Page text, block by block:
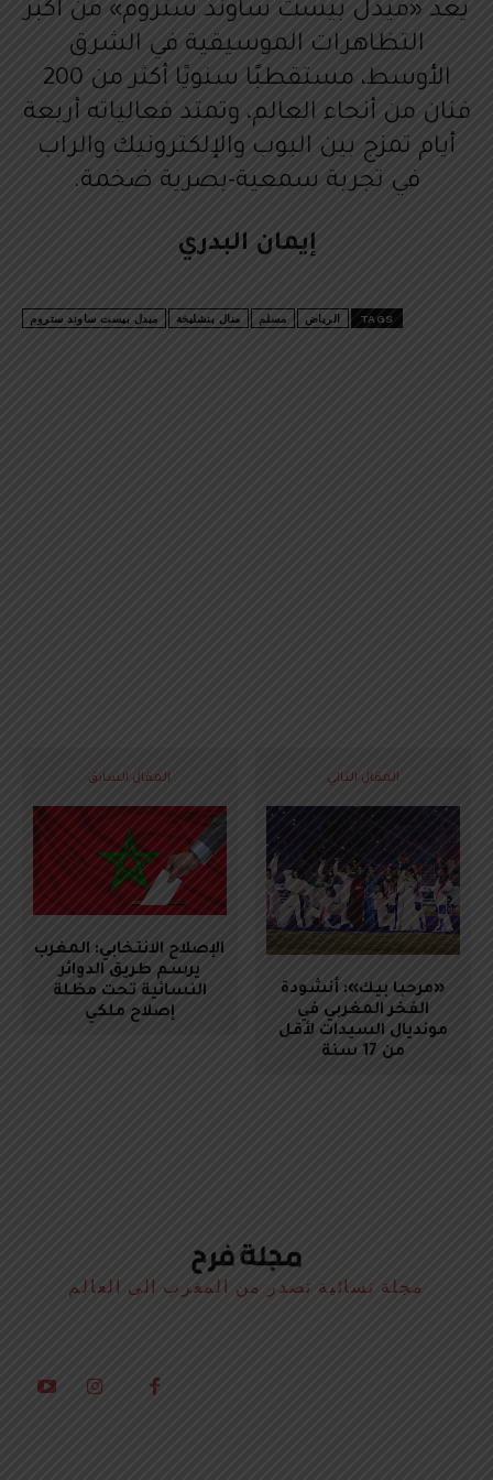
يُعد «ميدل بيست ساوند ستروم» من أكبر
التظاهرات الموسيقية في الشرق
الأوسط، مستقطبًا سنويًا أكثر من 200
فنان من أنحاء العالم، وتمتد فعالياته أربعة
أيام تمزج بين البوب والإلكترونيك والراب
في تجربة سمعية-بصرية ضخمة.
إيمان البدري
TAGS الرياض مسلم منال بنشليخة ميدل بيست ساوند ستروم
المقال السابق
الإصلاح الانتخابي: المغرب
يرسم طريق الدوائر
النسائية تحت مظلة
إصلاح ملكي
المقال التالي
«مرحبا بيك»: أنشودة
الفخر المغربي في
مونديال السيدات لأقل
من 17 سنة
مجلة نسائية تصدر من المغرب الى العالم